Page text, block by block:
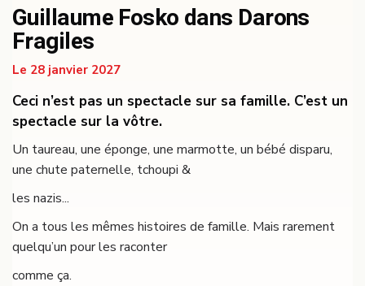
Guillaume Fosko dans Darons
Fragiles
Le 28 janvier 2027
Ceci n’est pas un spectacle sur sa famille. C’est un
spectacle sur la vôtre.
Un taureau, une éponge, une marmotte, un bébé disparu,
une chute paternelle, tchoupi &
les nazis...
On a tous les mêmes histoires de famille. Mais rarement
quelqu’un pour les raconter
comme ça.